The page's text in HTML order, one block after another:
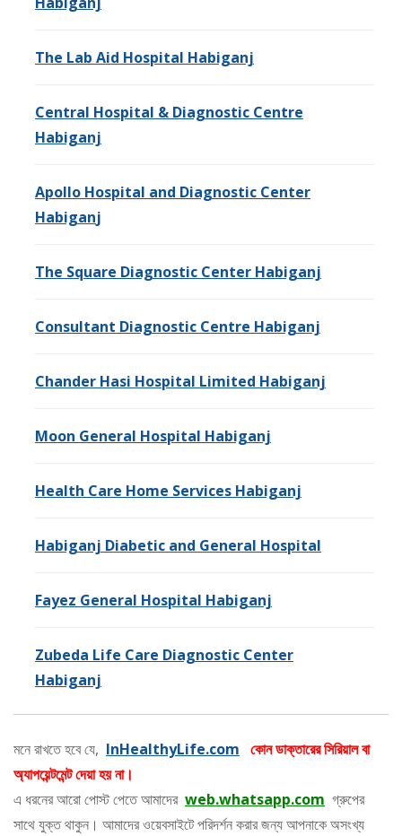
The Lab Aid Hospital Habiganj
Central Hospital & Diagnostic Centre
Habiganj
Apollo Hospital and Diagnostic Center
Habiganj
The Square Diagnostic Center Habiganj
Consultant Diagnostic Centre Habiganj
Chander Hasi Hospital Limited Habiganj
Moon General Hospital Habiganj
Health Care Home Services Habiganj
Habiganj Diabetic and General Hospital
Fayez General Hospital Habiganj
Zubeda Life Care Diagnostic Center
Habiganj
মনে রাখতে হবে যে, InHealthyLife.com কোন ডাক্তারের সিরিয়াল বা
অ্যাপয়েন্টমেন্ট দেয়া হয় না।
এ ধরনের আরো পোস্ট পেতে আমাদের web.whatsapp.com গ্রুপের
সাথে যুক্ত থাকুন। আমাদের ওয়েবসাইটে পরিদর্শন করার জন্য আপনাকে অসংখ্য